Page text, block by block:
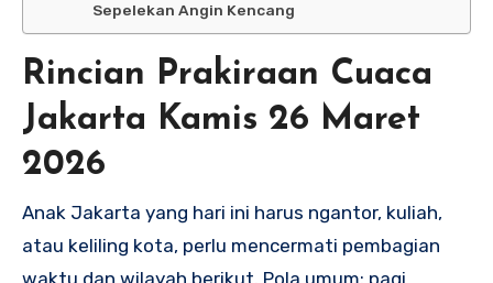
Sepelekan Angin Kencang
Rincian Prakiraan Cuaca
Jakarta Kamis 26 Maret
2026
Anak Jakarta yang hari ini harus ngantor, kuliah,
atau keliling kota, perlu mencermati pembagian
waktu dan wilayah berikut. Pola umum: pagi